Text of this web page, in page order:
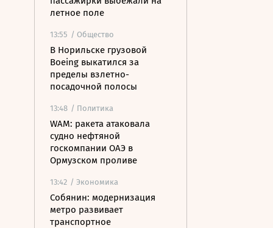
летное поле
13:55 / Общество
В Норильске грузовой
Boeing выкатился за
пределы взлетно-
посадочной полосы
13:48 / Политика
WAM: ракета атаковала
судно нефтяной
госкомпании ОАЭ в
Ормузском проливе
13:42 / Экономика
Собянин: модернизация
метро развивает
транспортное